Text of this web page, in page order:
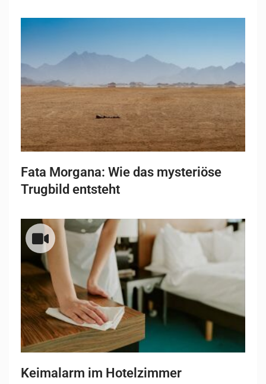
Fata Morgana: Wie das mysteriöse
Trugbild entsteht
Keimalarm im Hotelzimmer